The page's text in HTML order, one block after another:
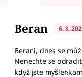
Beran 6. 8.
Berani, dnes se
Nenechte se
když jste